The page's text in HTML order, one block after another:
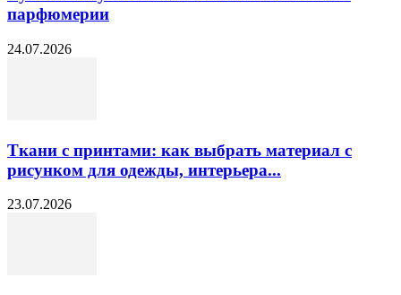
парфюмерии
24.07.2026
Ткани с принтами: как выбрать материал с
рисунком для одежды, интерьера...
23.07.2026